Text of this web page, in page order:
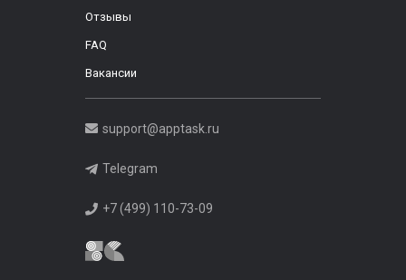
Отзывы
FAQ
Вакансии
support@apptask.ru
Telegram
+7 (499) 110-73-09